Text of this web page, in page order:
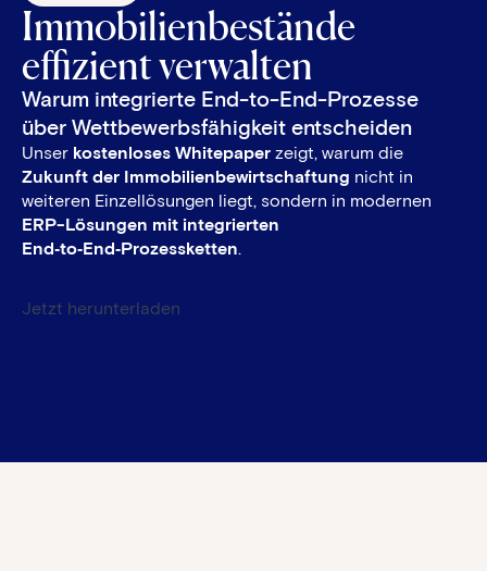
Immobilienbestände
effizient verwalten
Warum integrierte End-to-End-Prozesse
über Wettbewerbsfähigkeit entscheiden
Unser kostenloses Whitepaper zeigt, warum die
Zukunft der Immobilienbewirtschaftung nicht in
weiteren Einzellösungen liegt, sondern in modernen
ERP-Lösungen mit integrierten
End‑to‑End‑Prozessketten.
Jetzt herunterladen